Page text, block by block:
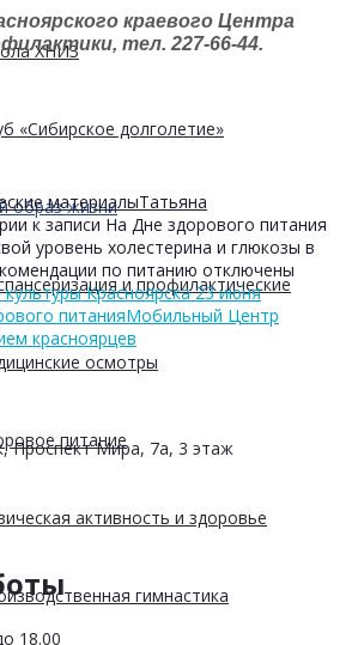
ХНИЗ
«Сибирское долголетие»
образ жизни
и профилактические
осмотры
питание
активность и здоровье
гимнастика
краевого Центра
тел. 227-66-44.
материалыТатьяна
к записи На Дне здорового питания
уровень холестерина и глюкозы в
по питанию отключены
Красноярска 23 июня
питанияМобильный Центр
красноярцев
Проспект Мира, 7а, 3 этаж
18.00